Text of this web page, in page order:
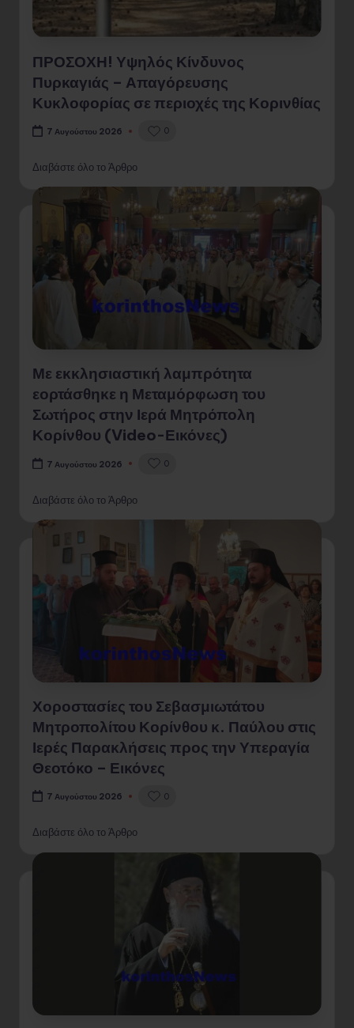
ΠΡΟΣΟΧΗ! Υψηλός Κίνδυνος
Πυρκαγιάς – Απαγόρευσης
Κυκλοφορίας σε περιοχές της Κορινθίας
7 Αυγούστου 2026 0
Διαβάστε όλο το Άρθρο
Με εκκλησιαστική λαμπρότητα
εορτάσθηκε η Μεταμόρφωση του
Σωτήρος στην Ιερά Μητρόπολη
Κορίνθου (Video-Εικόνες)
7 Αυγούστου 2026 0
Διαβάστε όλο το Άρθρο
Χοροστασίες του Σεβασμιωτάτου
Μητροπολίτου Κορίνθου κ. Παύλου στις
Ιερές Παρακλήσεις προς την Υπεραγία
Θεοτόκο – Εικόνες
7 Αυγούστου 2026 0
Διαβάστε όλο το Άρθρο